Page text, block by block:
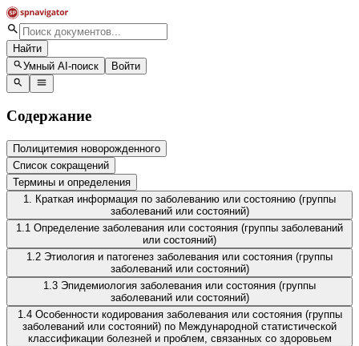
Найти
Умный AI-поиск
Войти
Содержание
Полицитемия новорожденного
Список сокращений
Термины и определения
1. Краткая информация по заболеванию или состоянию (группы
заболеваний или состояний)
1.1 Определение заболевания или состояния (группы заболеваний
или состояний)
1.2 Этиология и патогенез заболевания или состояния (группы
заболеваний или состояний)
1.3 Эпидемиология заболевания или состояния (группы
заболеваний или состояний)
1.4 Особенности кодирования заболевания или состояния (группы
заболеваний или состояний) по Международной статистической
классификации болезней и проблем, связанных со здоровьем